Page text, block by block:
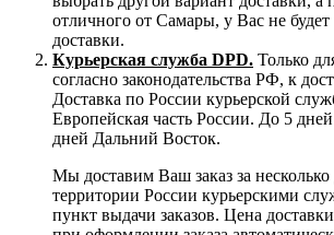
отличного от Самары, у Вас не
доставки.
Курьерская служба DPD. Только
согласно законодательства РФ, к
Доставка по России курьерской
Европейская часть России. До 5
дней Дальний Восток.
Мы доставим Ваш заказ за
территории России курьерскими
пункт выдачи заказов. Цена